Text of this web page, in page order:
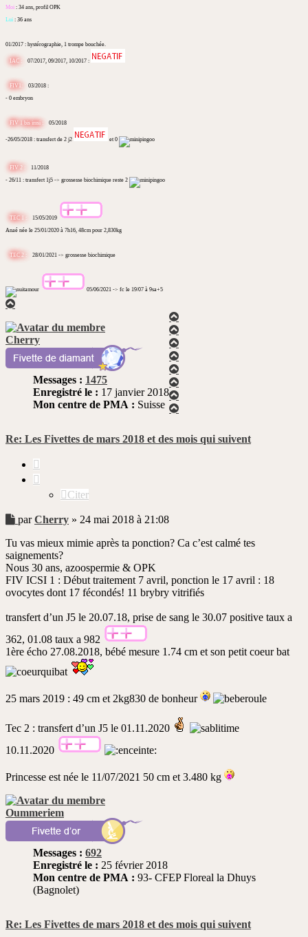
Moi : 34 ans, profil OPK
Lui : 36 ans
01/2017 : hystérographie, 1 trompe bouchée.
IAC : 07/2017, 09/2017, 10/2017 :
FIV1:
03/2018 :
- 0 embryon
FIV 1 bis imsi : 05/2018
-26/05/2018 : transfert de 2 j2 et 0
FIV 2 :
11/2018
- 26/11 : transfert 1j5 -> grossesse biochimique reste 2
TEC 1 :
15/05/2019
Anaé née le 25/01/2020 à 7h16, 48cm pour 2,830kg
TEC 2 : 28/01/2021 -> grossesse biochimique
05/06/2021 -> fc le 19/07 à 9sa+5
Haut
Cherry
Messages : 1475
Enregistré le : 17 janvier 2018
Mon centre de PMA : Suisse
Re: Les Fivettes de mars 2018 et des mois qui suivent
Citer
Message
lu
parCherry » 24 mai 2018 à 21:08
Tu vas mieux mimie après ta ponction? Ca c’est calmé tes
saignements?
Nous 30 ans, azoospermie & OPK
FIV ICSI 1 : Début traitement 7 avril, ponction le 17 avril : 18
ovocytes dont 17 fécondés! 11 brybry vitrifiés
transfert d’un J5 le 20.07.18, prise de sang le 30.07 positive taux a
362, 01.08 taux a 982
1ère écho 27.08.2018, bébé mesure 1.74 cm et son petit coeur bat
25 mars 2019 : 49 cm et 2kg830 de bonheur
Tec 2 : transfert d’un J5 le 01.11.2020
10.11.2020
Princesse est née le 11/07/2021 50 cm et 3.480 kg
Haut
Oummeriem
Messages : 692
Enregistré le : 25 février 2018
Mon centre de PMA : 93- CFEP Floreal la Dhuys
(Bagnolet)
Re: Les Fivettes de mars 2018 et des mois qui suivent
Haut
Haut
Haut
Haut
Haut
Haut
Haut